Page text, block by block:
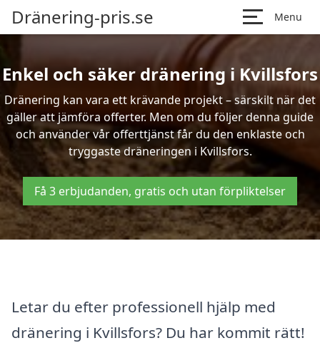
Dränering-pris.se Menu
Enkel och säker dränering i Kvillsfors
Dränering kan vara ett krävande projekt – särskilt när det
gäller att jämföra offerter. Men om du följer denna guide
och använder vår offerttjänst får du den enklaste och
tryggaste dräneringen i Kvillsfors.
Få 3 erbjudanden, gratis och utan förpliktelser
Letar du efter professionell hjälp med
dränering i Kvillsfors? Du har kommit rätt!